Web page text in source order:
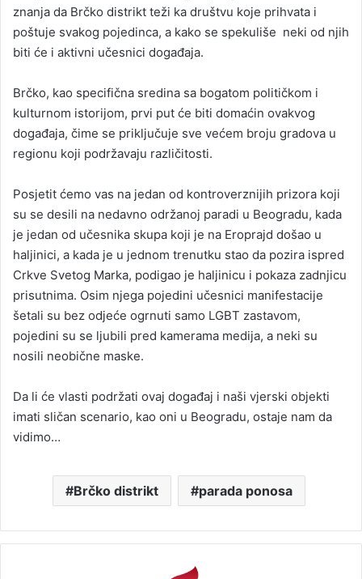
znanja da Brčko distrikt teži ka društvu koje prihvata i
poštuje svakog pojedinca, a kako se spekuliše neki od njih
biti će i aktivni učesnici događaja.
Brčko, kao specifična sredina sa bogatom političkom i
kulturnom istorijom, prvi put će biti domaćin ovakvog
događaja, čime se priključuje sve većem broju gradova u
regionu koji podržavaju različitosti.
Posjetit ćemo vas na jedan od kontroverznijih prizora koji
su se desili na nedavno održanoj paradi u Beogradu, kada
je jedan od učesnika skupa koji je na Eroprajd došao u
haljinici, a kada je u jednom trenutku stao da pozira ispred
Crkve Svetog Marka, podigao je haljinicu i pokaza zadnjicu
prisutnima. Osim njega pojedini učesnici manifestacije
šetali su bez odjeće ogrnuti samo LGBT zastavom,
pojedini su se ljubili pred kamerama medija, a neki su
nosili neobične maske.
Da li će vlasti podržati ovaj događaj i naši vjerski objekti
imati sličan scenario, kao oni u Beogradu, ostaje nam da
vidimo…
Brčko distrikt parada ponosa